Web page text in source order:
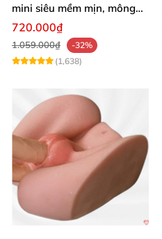
mini siêu mềm mịn, mông
tròn quyến rũ
720.000₫
1.059.000₫
-32%
(1,638)